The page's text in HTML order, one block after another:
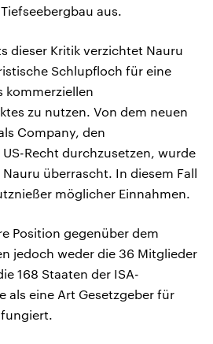
aus.
dieser Kritik verzichtet Nauru
Schlupfloch für eine
kommerziellen
zu nutzen. Von dem neuen
Company, den
Recht durchzusetzen, wurde
überrascht. In diesem Fall
möglicher Einnahmen.
Position gegenüber dem
jedoch weder die 36 Mitglieder
168 Staaten der ISA-
als eine Art Gesetzgeber für